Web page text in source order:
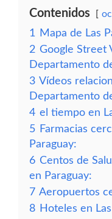
Contenidos
1
Mapa de Las
2 Google Street
Departamento
3 Vídeos
Departamento
4 el tiempo en
5 Farmacias
Paraguay:
6 Centos de
en Paraguay:
7 Aeropuertos
8 Hoteles en